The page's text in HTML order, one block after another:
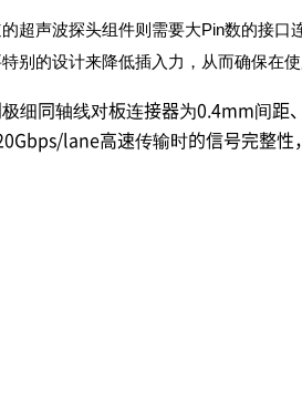
超声波探头组件则需要大Pin数的接
别的设计来降低插入力，从而确保在使
细同轴线对板连接器为0.4mm间
lane高速传输时的信号完整